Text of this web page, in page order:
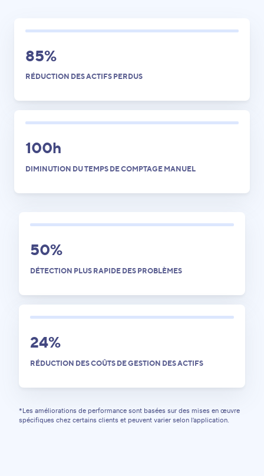
85%
RÉDUCTION DES ACTIFS PERDUS
100h
DIMINUTION DU TEMPS DE COMPTAGE MANUEL
50%
DÉTECTION PLUS RAPIDE DES PROBLÈMES
24%
RÉDUCTION DES COÛTS DE GESTION DES ACTIFS
*Les améliorations de performance sont basées sur des mises en œuvre
spécifiques chez certains clients et peuvent varier selon l’application.